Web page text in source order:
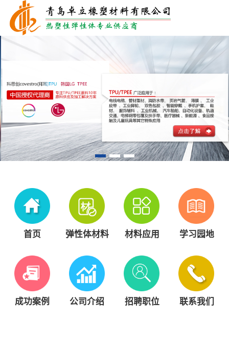
首页 弹性体材料 材料应用 学习园地
成功案例 公司介绍 招聘职位 联系我们